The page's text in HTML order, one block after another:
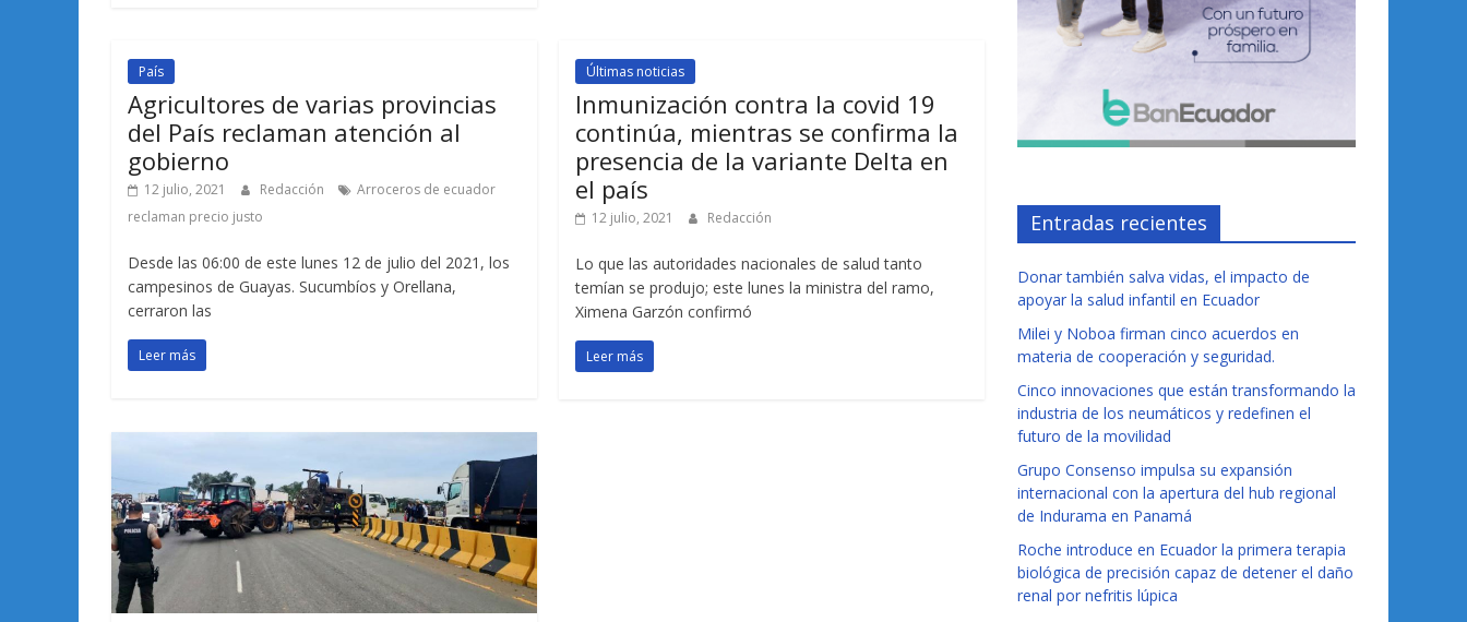
País
Agricultores de varias provincias
del País reclaman atención al
gobierno
12 julio, 2021 Redacción
Arroceros de ecuador
reclaman precio justo
Desde las 06:00 de este lunes 12 de julio del 2021, los
campesinos de Guayas. Sucumbíos y Orellana,
cerraron las
Leer más
Últimas noticias
Inmunización contra la covid 19
continúa, mientras se confirma la
presencia de la variante Delta en
el país
12 julio, 2021 Redacción
Lo que las autoridades nacionales de salud tanto
temían se produjo; este lunes la ministra del ramo,
Ximena Garzón confirmó
Leer más
Entradas recientes
Donar también salva vidas, el impacto de
apoyar la salud infantil en Ecuador
Milei y Noboa firman cinco acuerdos en
materia de cooperación y seguridad.
Cinco innovaciones que están transformando la
industria de los neumáticos y redefinen el
futuro de la movilidad
Grupo Consenso impulsa su expansión
internacional con la apertura del hub regional
de Indurama en Panamá
Roche introduce en Ecuador la primera terapia
biológica de precisión capaz de detener el daño
renal por nefritis lúpica